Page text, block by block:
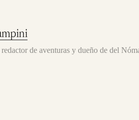
de aventuras y dueño de del